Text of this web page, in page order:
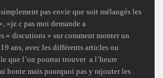
pas envie que soit mélangés les
»je c pas moi demande a
« discutions » sur comment monter un
19 ans, avec les différents articles ou
que l’on pourrai trouver a l’heure
honte mais pourquoi pas y rajouter les